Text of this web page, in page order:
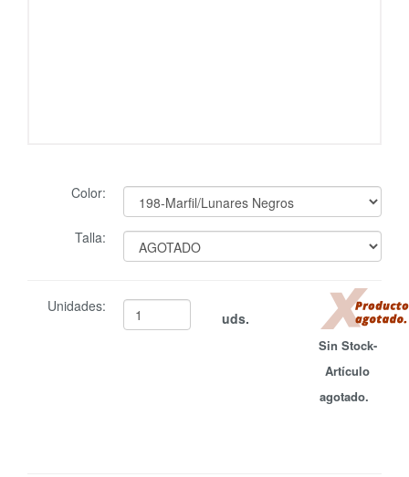
Color:
Talla:
Unidades:
uds.
Sin Stock-
Artículo
agotado.